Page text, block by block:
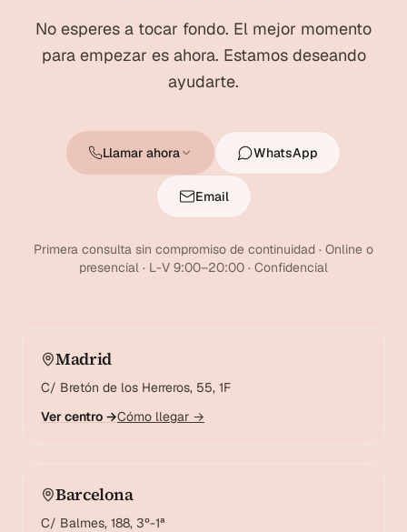
No esperes a tocar fondo. El mejor momento
para empezar es ahora. Estamos deseando
ayudarte.
Llamar ahora WhatsApp
Email
Primera consulta sin compromiso de continuidad · Online o
presencial · L-V 9:00–20:00 · Confidencial
Madrid
C/ Bretón de los Herreros, 55, 1F
Ver centro →Cómo llegar →
Barcelona
C/ Balmes, 188, 3º-1ª